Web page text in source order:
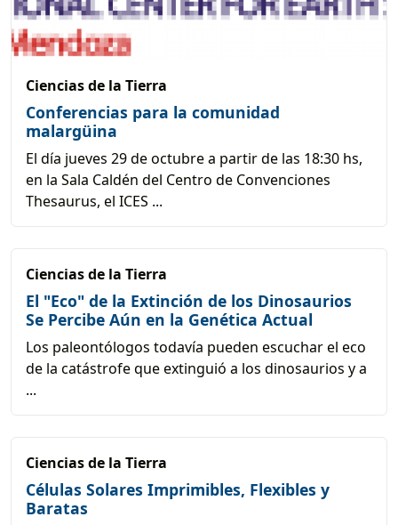
Ciencias de la Tierra
Conferencias para la comunidad
malargüina
El día jueves 29 de octubre a partir de las 18:30 hs,
en la Sala Caldén del Centro de Convenciones
Thesaurus, el ICES ...
Ciencias de la Tierra
El "Eco" de la Extinción de los Dinosaurios
Se Percibe Aún en la Genética Actual
Los paleontólogos todavía pueden escuchar el eco
de la catástrofe que extinguió a los dinosaurios y a
...
Ciencias de la Tierra
Células Solares Imprimibles, Flexibles y
Baratas